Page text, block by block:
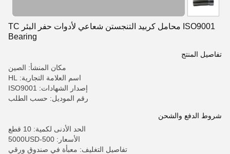
ISO9001 محامل كربيد التنجستن شعاعي لأدوات حفر البئر TC
Bearing
تفاصيل المنتج
مكان المنشأ: الصين
اسم العلامة التجارية: HL
إصدار الشهادات: ISO9001
رقم الموديل: حسب الطلب
شروط الدفع والشحن
الحد الأدنى لكمية: 10 قطع
الأسعار: 500-5000USD
تفاصيل التغليف: معبأة في صندوق ورقي